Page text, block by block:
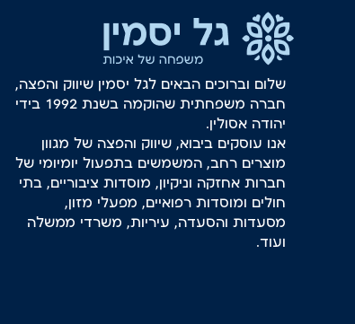
שלום וברוכים הבאים לגל יסמין שיווק והפצה,
חברה משפחתית שהוקמה בשנת 1992 בידי
יהודה אסולין.
אנו עוסקים ביבוא, שיווק והפצה של מגוון
מוצרים רחב, המשמשים בתפעול יומיומי של
חברות אחזקה וניקיון, מוסדות ציבוריים, בתי
חולים ומוסדות רפואיים, מפעלי מזון,
מסעדות והסעדה, עיריות, משרדי ממשלה
ועוד.